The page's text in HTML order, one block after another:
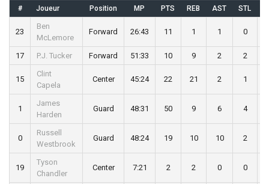
# Joueur Position MP PTS REB AST STL
23
Ben
McLemore
Forward 26:43 11 1 1 0
17 P.J. Tucker Forward 51:33 10 9 2 2
15
Clint
Capela
Center 45:24 22 21 2 1
1
James
Harden
Guard 48:31 50 9 6 4
0
Russell
Westbrook
Guard 48:24 19 10 10 2
19
Tyson
Chandler
Center 7:21 2 2 0 0